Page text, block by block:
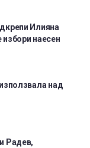
Илияна
избори наесен
над
Радев,